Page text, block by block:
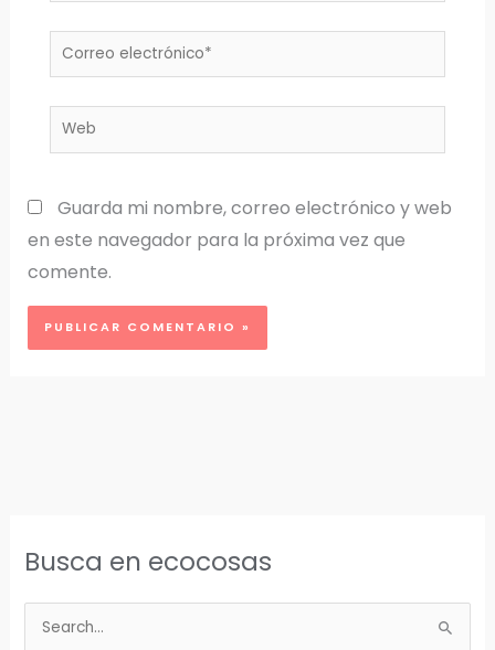
Correo
electrónico*
Web
Guarda mi nombre, correo electrónico y web
en este navegador para la próxima vez que
comente.
Busca en ecocosas